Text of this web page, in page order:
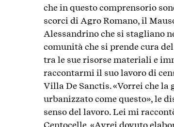
che in questo comprensorio
scorci di Agro Romano, il
Alessandrino che si stagliano
comunità che si prende cura
tra le sue risorse materiali e
raccontarmi il suo lavoro di
Villa De Sanctis. «Vorrei che
urbanizzato come questo», le
senso del lavoro. Lei mi
Centocelle. «Avrei dovuto